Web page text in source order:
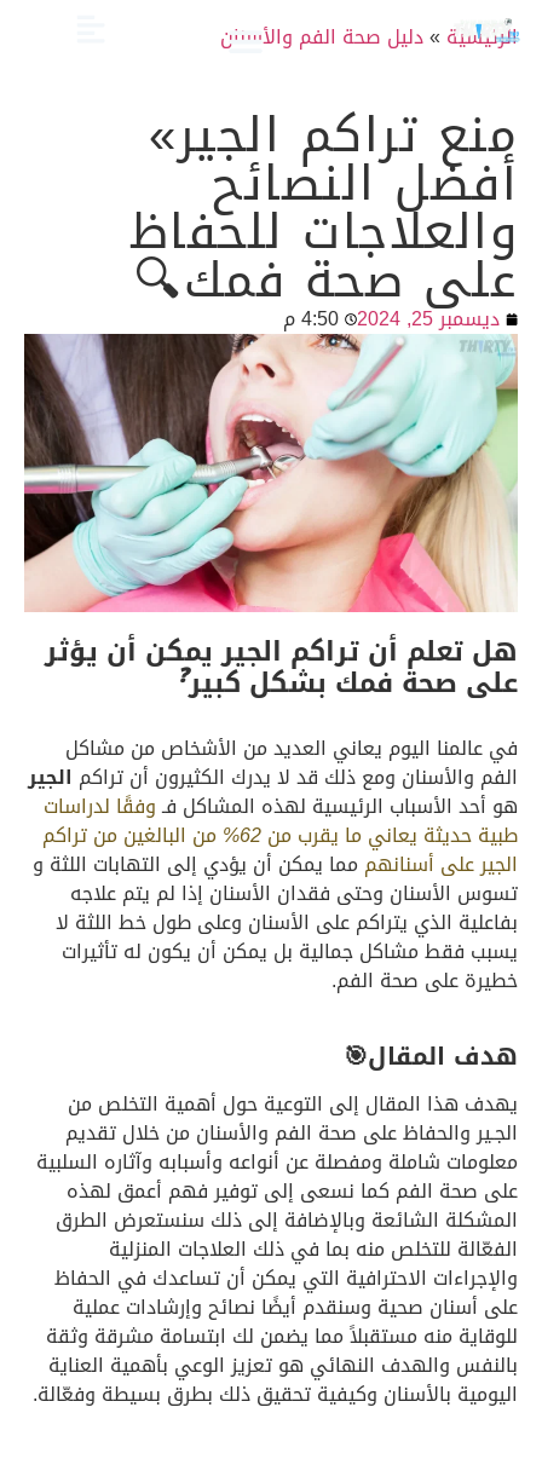
الرئيسية »دليل صحة الفم والأسنان
منع تراكم الجير»
أفضل النصائح
والعلاجات للحفاظ
على صحة فمك🔍
ديسمبر 25, 2024 4:50 م
هل تعلم أن تراكم الجير يمكن أن يؤثر
على صحة فمك بشكل كبير❓
في عالمنا اليوم يعاني العديد من الأشخاص من مشاكل
الفم والأسنان ومع ذلك قد لا يدرك الكثيرون أن تراكم الجير
هو أحد الأسباب الرئيسية لهذه المشاكل فـوفقًا لدراسات
طبية حديثة يعاني ما يقرب من62% من البالغين من تراكم
الجير على أسنانهم مما يمكن أن يؤدي إلى التهابات اللثة و
تسوس الأسنان وحتى فقدان الأسنان إذا لم يتم علاجه
بفاعلية الذي يتراكم على الأسنان وعلى طول خط اللثة لا
يسبب فقط مشاكل جمالية بل يمكن أن يكون له تأثيرات
خطيرة على صحة الفم.
هدف المقال🎯
يهدف هذا المقال إلى التوعية حول أهمية التخلص من
الجـير والحفاظ على صحة الفم والأسنان من خلال تقديم
معلومات شاملة ومفصلة عن أنواعه وأسبابه وآثاره السلبية
على صحة الفم كما نسعى إلى توفير فهم أعمق لهذه
المشكلة الشائعة وبالإضافة إلى ذلك سنستعرض الطرق
الفعّالة للتخلص منه بما في ذلك العلاجات المنزلية
والإجراءات الاحترافية التي يمكن أن تساعدك في الحفاظ
على أسنان صحية وسنقدم أيضًا نصائح وإرشادات عملية
للوقاية منه مستقبلاً مما يضمن لك ابتسامة مشرقة وثقة
بالنفس والهدف النهائي هو تعزيز الوعي بأهمية العناية
اليومية بالأسنان وكيفية تحقيق ذلك بطرق بسيطة وفعّالة.